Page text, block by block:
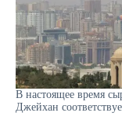
В настоящее время
Джейхан